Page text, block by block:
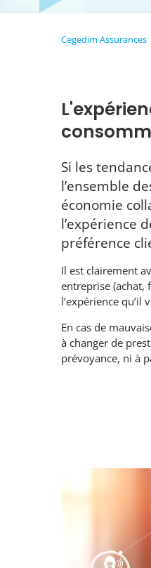
Cegedim Assurances
Si les
l’ensemble
économie
l’expérience
préférence
Il est clairement
entreprise (achat,
l’expérience
En cas de
à changer de
prévoyance, ni à